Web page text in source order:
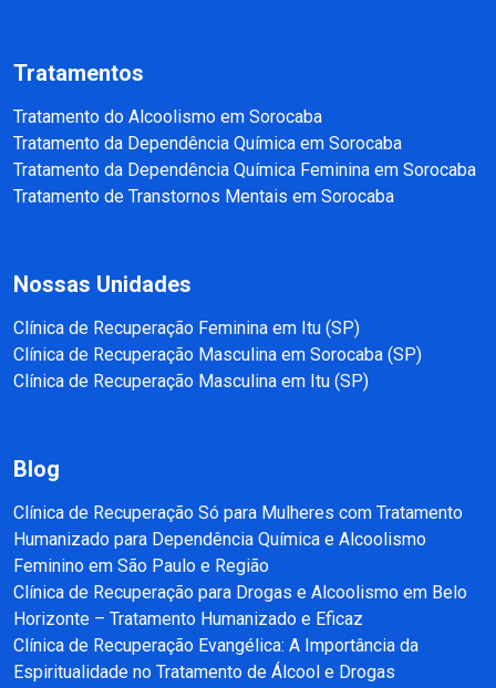
Tratamentos
Tratamento do Alcoolismo em Sorocaba
Tratamento da Dependência Química em Sorocaba
Tratamento da Dependência Química Feminina em Sorocaba
Tratamento de Transtornos Mentais em Sorocaba
Nossas Unidades
Clínica de Recuperação Feminina em Itu (SP)
Clínica de Recuperação Masculina em Sorocaba (SP)
Clínica de Recuperação Masculina em Itu (SP)
Blog
Clínica de Recuperação Só para Mulheres com Tratamento
Humanizado para Dependência Química e Alcoolismo
Feminino em São Paulo e Região
Clínica de Recuperação para Drogas e Alcoolismo em Belo
Horizonte – Tratamento Humanizado e Eficaz
Clínica de Recuperação Evangélica: A Importância da
Espiritualidade no Tratamento de Álcool e Drogas